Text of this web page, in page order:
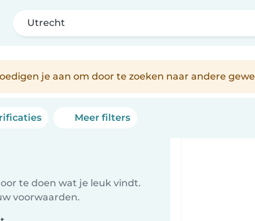
Utrecht
je aan om door te zoeken naar andere
Meer filters
te doen wat je leuk vindt.
voorwaarden.